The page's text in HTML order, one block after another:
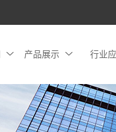
产品展示 行业